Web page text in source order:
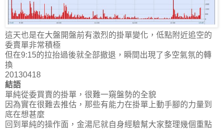
這天也是在大盤開盤前有激烈的掛單變化，低點附近追空的
委賣單非常積極
但在9:15的拉抬過後就全部撤退，瞬間出現了多空氣氛的轉
換
20130418
結語
單純從委買賣的掛單，很難一窺盤勢的全貌
因為實在很難去推估，那些有能力在掛單上動手腳的力量到
底在想甚麼
回到單純的操作面，金湯尼就自身經驗幫大家整理幾個重點